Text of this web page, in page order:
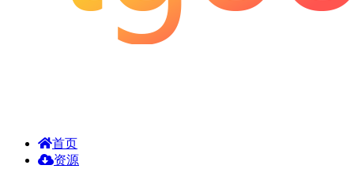
首页
资源